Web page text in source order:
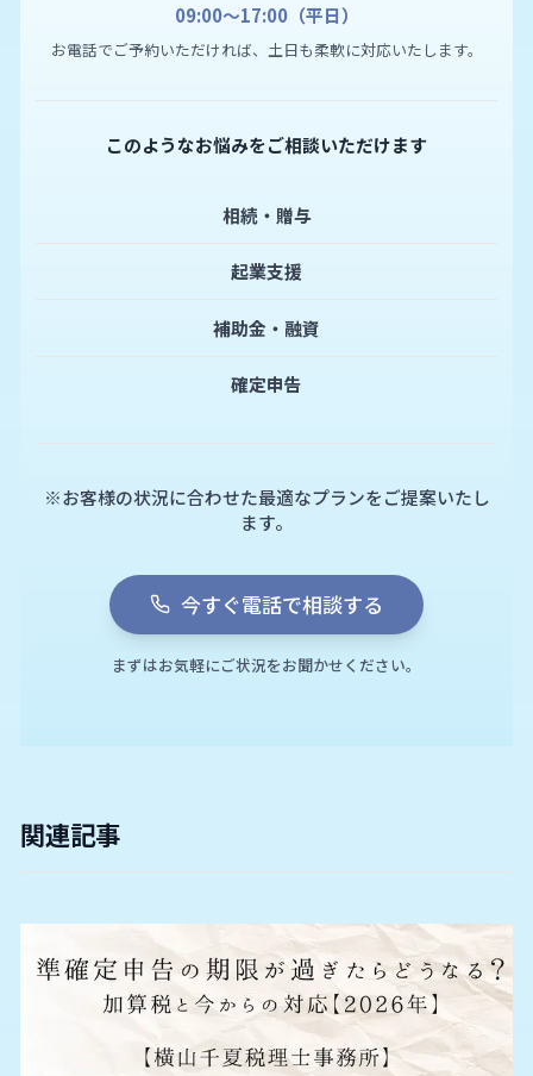
09:00〜17:00（平日）
お電話でご予約いただければ、土日も柔軟に対応いたします。
このようなお悩みをご相談いただけます
相続・贈与
起業支援
補助金・融資
確定申告
※お客様の状況に合わせた最適なプランをご提案いたし
ます。
今すぐ電話で相談する
まずはお気軽にご状況をお聞かせください。
関連記事